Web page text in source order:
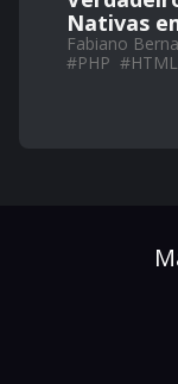
Nativas
Fabiano
#PHP #HTML